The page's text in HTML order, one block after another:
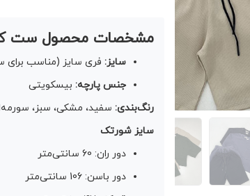
مشخصات محصول ست
سایز: فری سایز (مناسب برای
جنس پارچه: بیسکویتی
رنگ‌بندی: سفید، مشکی، سبز،
سایز شورتک
دور ران: 60 سانتی‌متر
دور باسن: 106 سانتی‌متر